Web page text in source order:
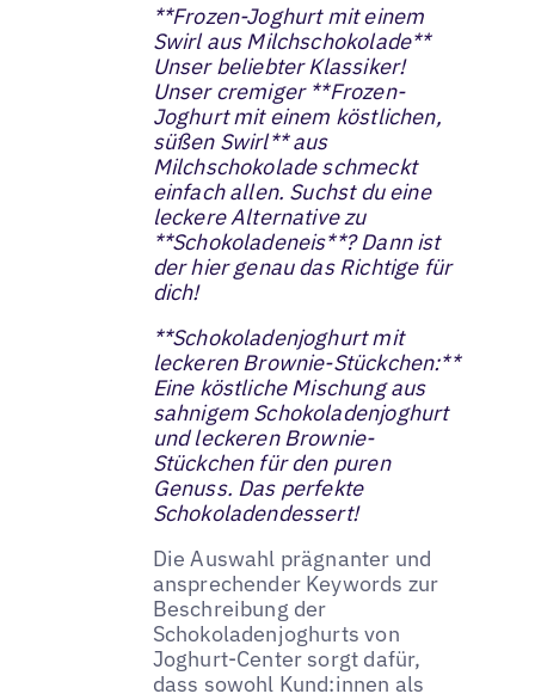
**Frozen-Joghurt mit einem
Swirl aus Milchschokolade**
Unser beliebter Klassiker!
Unser cremiger **Frozen-
Joghurt mit einem köstlichen,
süßen Swirl** aus
Milchschokolade schmeckt
einfach allen. Suchst du eine
leckere Alternative zu
**Schokoladeneis**? Dann ist
der hier genau das Richtige für
dich!
**Schokoladenjoghurt mit
leckeren Brownie-Stückchen:**
Eine köstliche Mischung aus
sahnigem Schokoladenjoghurt
und leckeren Brownie-
Stückchen für den puren
Genuss. Das perfekte
Schokoladendessert!
Die Auswahl prägnanter und
ansprechender Keywords zur
Beschreibung der
Schokoladenjoghurts von
Joghurt-Center sorgt dafür,
dass sowohl Kund:innen als